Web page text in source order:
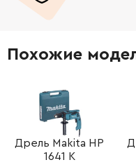
Похожие
Дрель Makita HP
1641 K